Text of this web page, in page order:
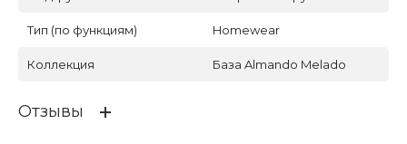
Тип (по функциям) Homewear
Коллекция База Almando Melado
Отзывы